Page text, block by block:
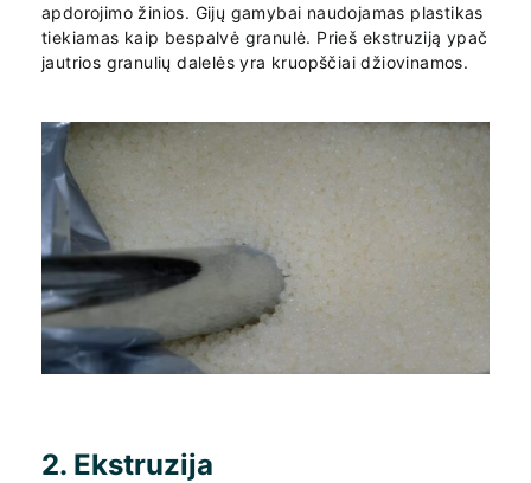
apdorojimo žinios. Gijų gamybai naudojamas plastikas
tiekiamas kaip bespalvė granulė. Prieš ekstruziją ypač
jautrios granulių dalelės yra kruopščiai džiovinamos.
2. Ekstruzija